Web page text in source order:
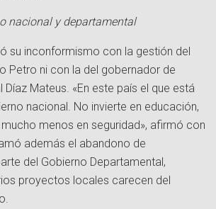
nacional y departamental
su inconformismo con la gestión del
Petro ni con la del gobernador de
Díaz Mateus. «En este país el que está
nacional. No invierte en educación,
menos en seguridad», afirmó con
además el abandono de
del Gobierno Departamental,
proyectos locales carecen del